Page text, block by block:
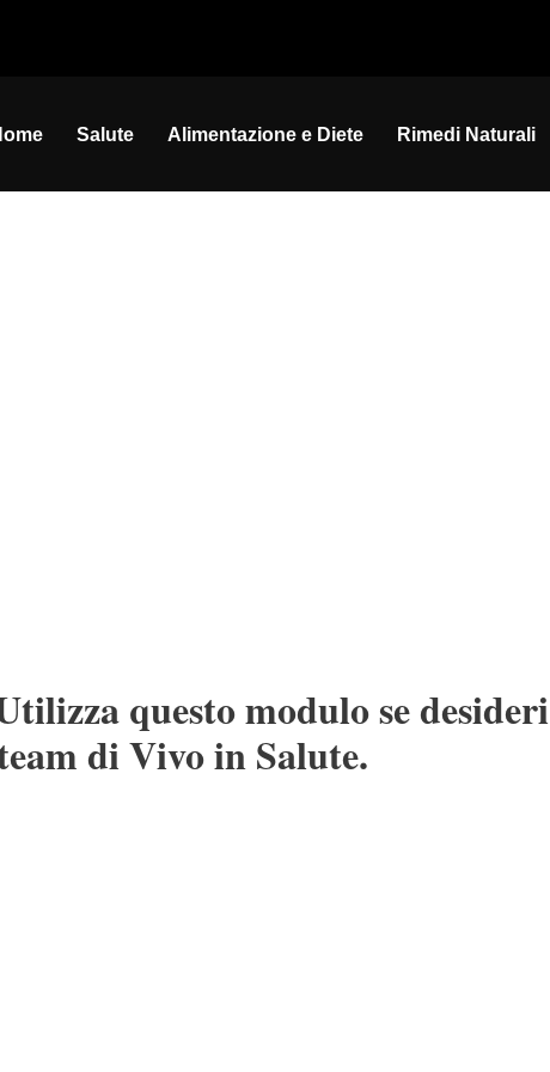
Salute Alimentazione e Diete Rimedi Naturali
questo modulo se desideri
di Vivo in Salute.